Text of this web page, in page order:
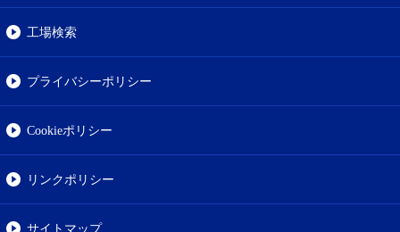
工場検索
プライバシーポリシー
Cookieポリシー
リンクポリシー
サイトマップ